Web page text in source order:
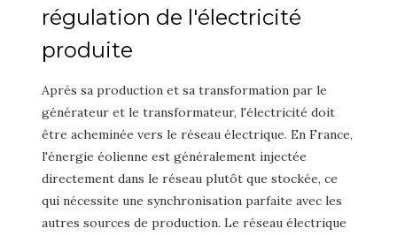
régulation de l'électricité
produite
Après sa production et sa transformation par le
générateur et le transformateur, l'électricité doit
être acheminée vers le réseau électrique. En France,
l'énergie éolienne est généralement injectée
directement dans le réseau plutôt que stockée, ce
qui nécessite une synchronisation parfaite avec les
autres sources de production. Le réseau électrique